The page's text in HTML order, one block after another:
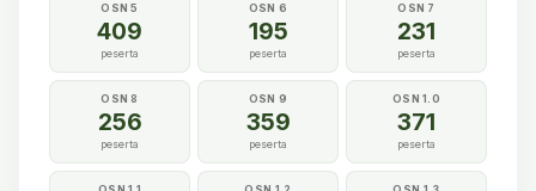
OSN 5
409
peserta
OSN 6
195
peserta
OSN 7
231
peserta
OSN 8
256
peserta
OSN 9
359
peserta
OSN 1.0
371
peserta